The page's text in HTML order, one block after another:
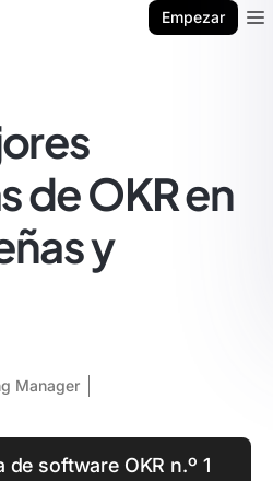
Empezar
de OKR en
y
Manager
de software OKR n.º 1